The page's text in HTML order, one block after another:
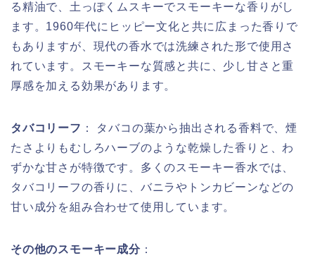
る精油で、土っぽくムスキーでスモーキーな香りがし
ます。1960年代にヒッピー文化と共に広まった香りで
もありますが、現代の香水では洗練された形で使用さ
れています。スモーキーな質感と共に、少し甘さと重
厚感を加える効果があります。
タバコリーフ ： タバコの葉から抽出される香料で、煙
たさよりもむしろハーブのような乾燥した香りと、わ
ずかな甘さが特徴です。多くのスモーキー香水では、
タバコリーフの香りに、バニラやトンカビーンなどの
甘い成分を組み合わせて使用しています。
その他のスモーキー成分：